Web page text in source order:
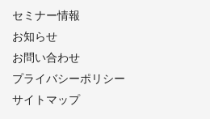
セミナー情報
お知らせ
お問い合わせ
プライバシーポリシー
サイトマップ